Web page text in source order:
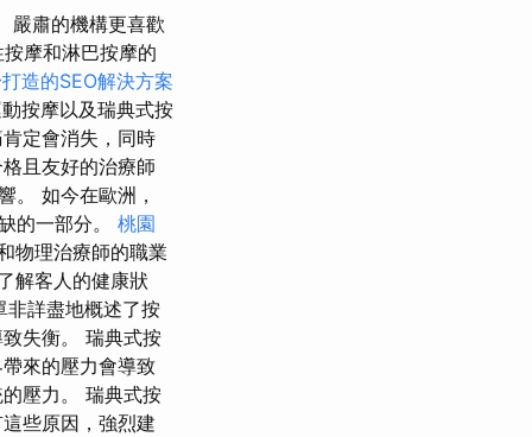
嚴肅的機構更喜歡
摩和淋巴按摩的
造的SEO解決方案
按摩以及瑞典式按
定會消失，同時
且友好的治療師
。 如今在歐洲，
的一部分。 桃園
物理治療師的職業
解客人的健康狀
非詳盡地概述了按
失衡。 瑞典式按
來的壓力會導致
壓力。 瑞典式按
些原因，強烈建